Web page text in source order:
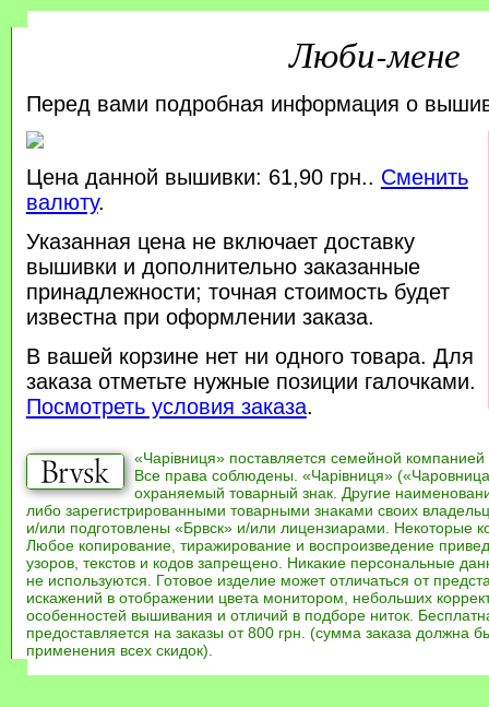
Люби-мене
Перед вами подробная информация о
Цена данной вышивки: 61,90 грн.. Сменить
валюту.
Указанная цена не включает доставку
вышивки и дополнительно заказанные
принадлежности; точная стоимость будет
известна при оформлении заказа.
В вашей корзине нет ни одного товара. Для
заказа отметьте нужные позиции галочками.
Посмотреть условия заказа.
«Чарівниця» поставляется семейной компанией
Все права соблюдены. «Чарівниця»
охраняемый товарный знак. Другие
либо зарегистрированными товарными знаками своих
и/или подготовлены «Брвск» и/или лицензиарами. Некоторые
Любое копирование, тиражирование и воспроизведение
узоров, текстов и кодов запрещено. Никакие персональные
не используются. Готовое изделие может отличаться от
искажений в отображении цвета монитором, небольших
особенностей вышивания и отличий в подборе ниток.
предоставляется на заказы от 800 грн. (сумма заказа должна
применения всех скидок).